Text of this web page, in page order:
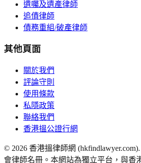
遺囑及遺產律師
追債律師
債務重組/破產律師
其他頁面
關於我們
評論守則
使用條款
私隱政策
聯絡我們
香港搵公證行網
© 2026 香港搵律師網
會律師名冊。本網站為獨立平台，與香